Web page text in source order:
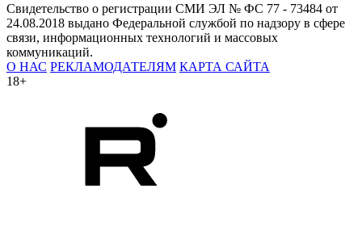
Свидетельство о регистрации СМИ ЭЛ № ФС 77 - 73484 от
24.08.2018 выдано Федеральной службой по надзору в сфере
связи, информационных технологий и массовых
коммуникаций.
О НАС РЕКЛАМОДАТЕЛЯМ КАРТА САЙТА
18+